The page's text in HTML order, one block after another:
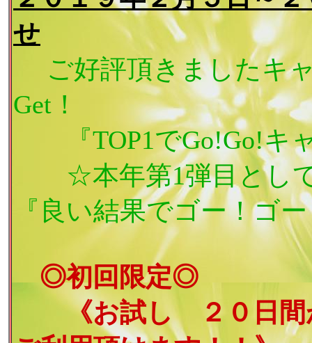
せ
ご好評頂きましたキ
Get！
『TOP1でGo!Go!キャ
☆本年第1弾目として
『良い結果でゴー！ゴ
◎初回限定◎
《お試し ２０日間が